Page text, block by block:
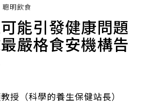
聰明飲食
能引發健康問題
嚴格食安機構告
授（科學的養生保健站長）